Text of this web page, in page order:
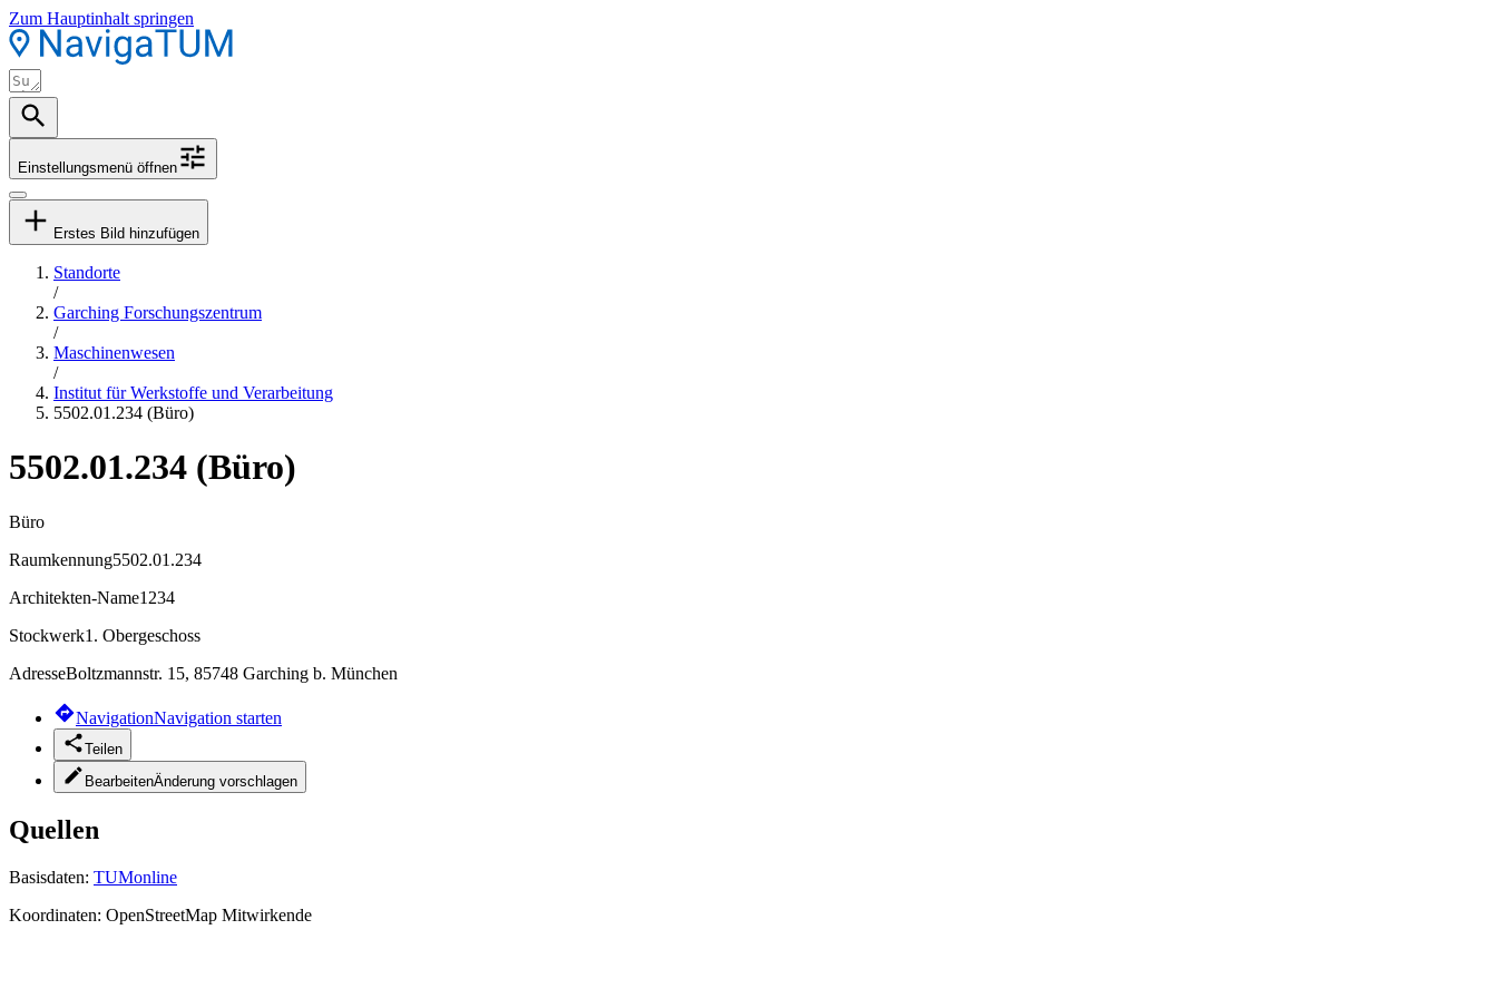
Zum Hauptinhalt springen
Einstellungsmenü öffnen
Erstes Bild hinzufügen
Standorte
/
Garching Forschungszentrum
/
Maschinenwesen
/
Institut für Werkstoffe und Verarbeitung
5502.01.234 (Büro)
5502.01.234 (Büro)
Büro
Raumkennung5502.01.234
Architekten-Name1234
Stockwerk1. Obergeschoss
AdresseBoltzmannstr. 15, 85748 Garching b. München
NavigationNavigation starten
Teilen
BearbeitenÄnderung vorschlagen
Quellen
Basisdaten: TUMonline
Koordinaten: OpenStreetMap Mitwirkende